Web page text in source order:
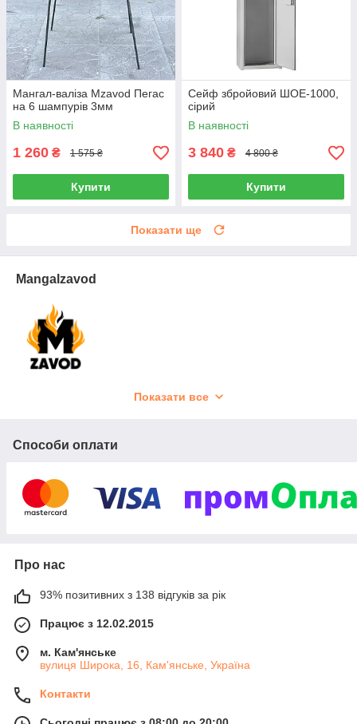
Мангал-валіза Mzavod Пегас
на 6 шампурів 3мм
В наявності
1 260 ₴ 1 575 ₴
Купити
Сейф збройовий ШОЕ-1000,
сірий
В наявності
3 840 ₴ 4 800 ₴
Купити
Показати ще
Mangalzavod
НАДІЙНІСТЬ, ЯКІСТЬ
ВИКОРИСТАННЯ!
ВЛАСНЕ ВИРОБНИЦТВО
Контроль якості на кожному етапі
Показати все
Способи оплати
Про нас
93% позитивних з 138 відгуків за рік
Працює з 12.02.2015
м. Кам'янське
вулиця Широка, 16, Кам'янське, Україна
Контакти